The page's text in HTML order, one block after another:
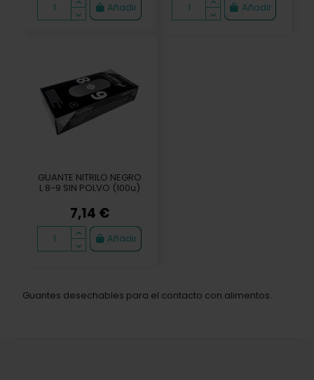
Añadir Añadir
GUANTE NITRILO NEGRO
L 8-9 SIN POLVO (100u)
7,14 €
Añadir
Guantes desechables para el contacto con alimentos.